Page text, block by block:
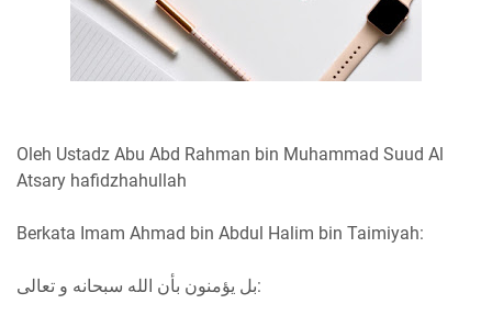
Oleh Ustadz Abu Abd Rahman bin Muhammad Suud Al
Atsary hafidzhahullah
Berkata Imam Ahmad bin Abdul Halim bin Taimiyah:
بل يؤمنون بأن الله سبحانه و تعالى: